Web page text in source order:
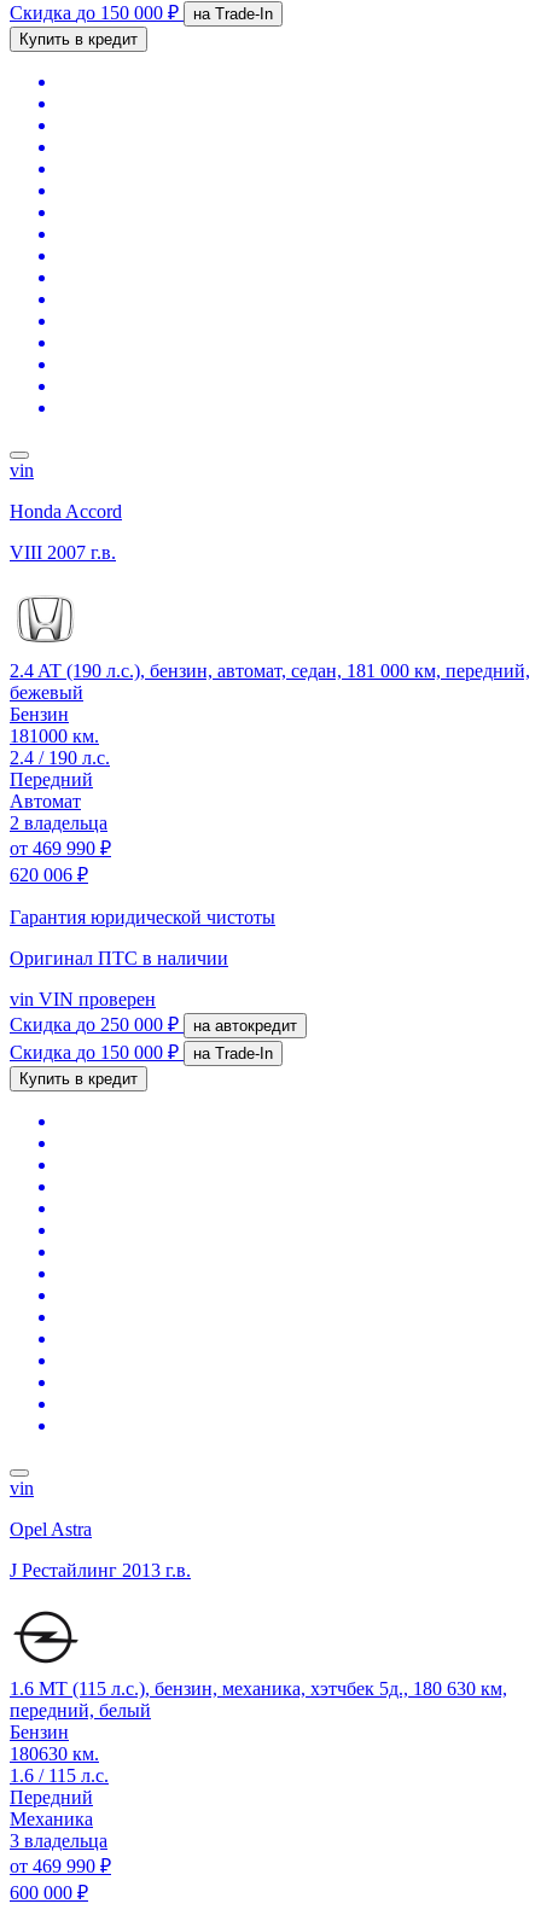
Скидка до 150 000 ₽
на Trade-In
Купить в кредит
vin
Honda Accord
VIII 2007 г.в.
2.4 AT (190 л.с.), бензин, автомат, седан, 181 000 км, передний,
бежевый
Бензин
181000 км.
2.4 / 190 л.с.
Передний
Автомат
2 владельца
от 469 990 ₽
620 006 ₽
Гарантия юридической чистоты
Оригинал ПТС в наличии
vin VIN проверен
Скидка до 250 000 ₽ на автокредит
Скидка до 150 000 ₽
на Trade-In
Купить в кредит
vin
Opel Astra
J Рестайлинг 2013 г.в.
1.6 MT (115 л.с.), бензин, механика, хэтчбек 5д., 180 630 км,
передний, белый
Бензин
180630 км.
1.6 / 115 л.с.
Передний
Механика
3 владельца
от 469 990 ₽
600 000 ₽